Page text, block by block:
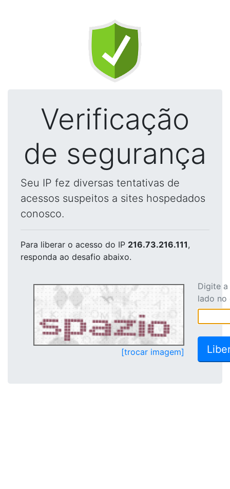
Verificação
de segurança
Seu IP fez diversas tentativas de
acessos suspeitos a sites hospedados
conosco.
Para liberar o acesso do IP 216.73.216.111,
responda ao desafio abaixo.
[trocar imagem]
Digite
lado no